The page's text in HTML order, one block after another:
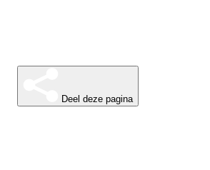
Deel deze pagina